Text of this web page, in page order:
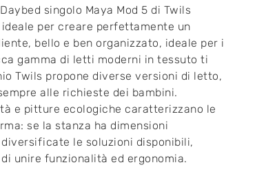
singolo Maya Mod 5 di Twils
per creare perfettamente un
bello e ben organizzato, ideale per i
gamma di letti moderni in tessuto ti
Twils propone diverse versioni di letto,
alle richieste dei bambini.
e pitture ecologiche caratterizzano le
se la stanza ha dimensioni
le soluzioni disponibili,
unire funzionalità ed ergonomia.